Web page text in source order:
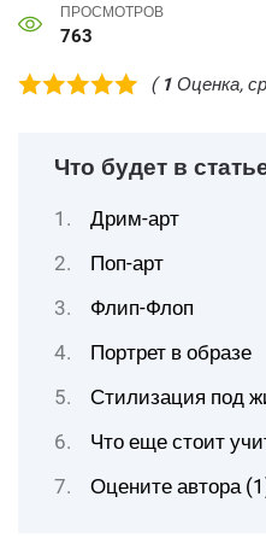
ПРОСМОТРОВ
763
( 1 Оценка,
Что будет в
Дрим-арт
Поп-арт
Флип-Флоп
Портрет в образе
Стилизация под
Что еще стоит
Оцените автора